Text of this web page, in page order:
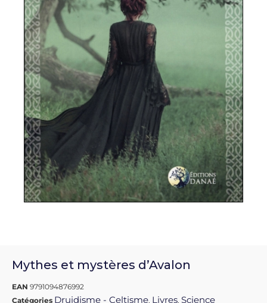
Mythes et mystères d’Avalon
EAN 9791094876992
Catégories Druidisme - Celtisme, Livres, Science